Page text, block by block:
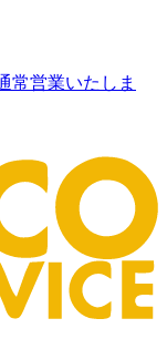
常営業いたしま